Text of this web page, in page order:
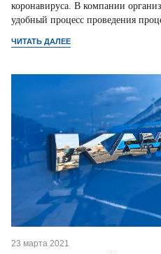
коронавируса. В компании
удобный процесс проведения
ЧИТАТЬ ДАЛЕЕ
23 марта 2021